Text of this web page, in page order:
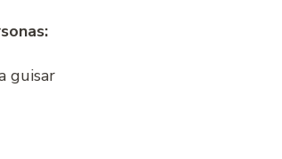
guisar